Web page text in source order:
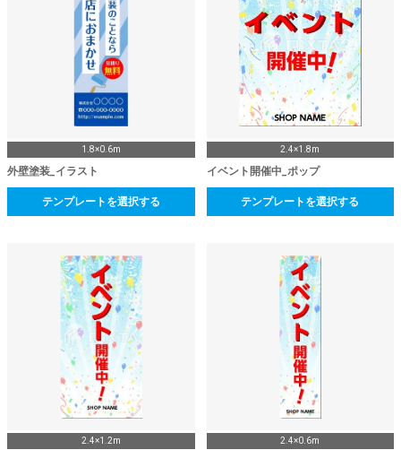
1.8×0.6m
外壁塗装_イラスト
テンプレートを選択する
2.4×1.8m
イベント開催中_ポップ
テンプレートを選択する
2.4×1.2m 2.4×0.6m